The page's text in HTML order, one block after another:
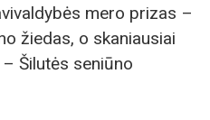
mero prizas –
žiedas, o skaniausiai
Šilutės seniūno